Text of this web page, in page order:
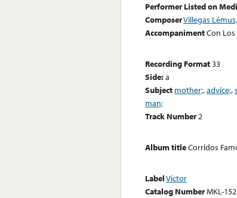
Performer Listed on
ComposerVillegas
AccompanimentCon
Recording Format33
Side:a
Subject mother;,advice;,
man;
Track Number2
Album titleCorridos
LabelVictor
Catalog NumberMKL-